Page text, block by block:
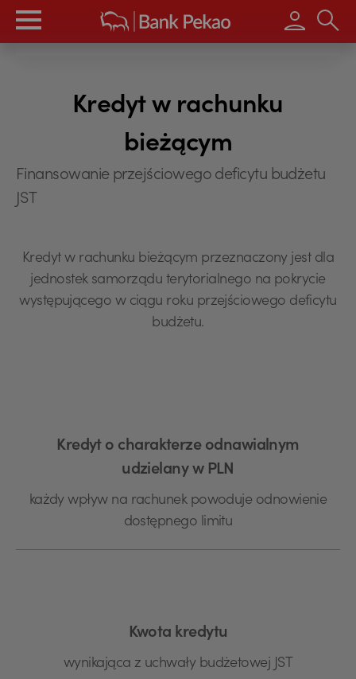
Wpisz
Kredyt w rachunku
bieżącym
Finansowanie przejściowego deficytu budżetu
JST
Kredyt w rachunku bieżącym przeznaczony jest dla
jednostek samorządu terytorialnego na pokrycie
występującego w ciągu roku przejściowego deficytu
budżetu.
Kredyt o charakterze odnawialnym
udzielany w PLN
każdy wpływ na rachunek powoduje odnowienie
dostępnego limitu
Kwota kredytu
wynikająca z uchwały budżetowej JST